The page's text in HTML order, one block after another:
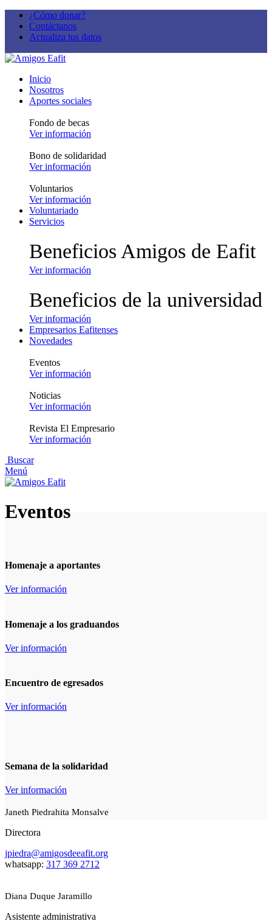
¿Cómo donar?
Contáctanos
Actualiza tus datos
Inicio
Nosotros
Aportes sociales
Fondo de becas
Ver información
Bono de solidaridad
Ver información
Voluntarios
Ver información
Voluntariado
Servicios
Beneficios Amigos de Eafit
Ver información
Beneficios de la universidad
Ver información
Empresarios Eafitenses
Novedades
Eventos
Ver información
Noticias
Ver información
Revista El Empresario
Ver información
Buscar
Menú
Eventos
Homenaje a aportantes
Ver información
Homenaje a los graduandos
Ver información
Encuentro de egresados
Ver información
Semana de la solidaridad
Ver información
Janeth Piedrahita Monsalve
Directora
jpiedra@amigosdeeafit.org
whatsapp: 317 369 2712
Diana Duque Jaramillo
Asistente administrativa